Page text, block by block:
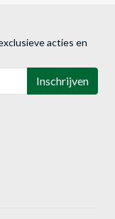
acties en
Inschrijven